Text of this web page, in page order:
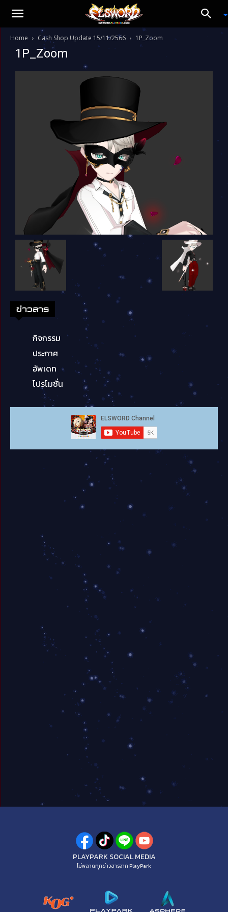
Home Cash Shop Update 15/11/2566 1P_Zoom
1P_Zoom
ข่าวสาร
กิจกรรม
ประกาศ
อัพเดท
โปรโมชั่น
PLAYPARK SOCIAL MEDIA
ไม่พลาดทุกข่าวสารจาก PlayPark